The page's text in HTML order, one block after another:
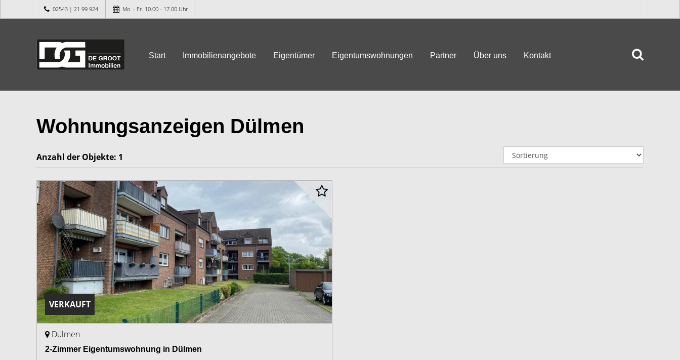
02543 | 21 99 924 Mo. - Fr. 10.00 - 17.00 Uhr
Start Immobilienangebote Eigentümer Eigentumswohnungen Partner Über uns Kontakt
Wohnungsanzeigen Dülmen
Anzahl der Objekte: 1
VERKAUFT
Dülmen
2-Zimmer Eigentumswohnung in Dülmen